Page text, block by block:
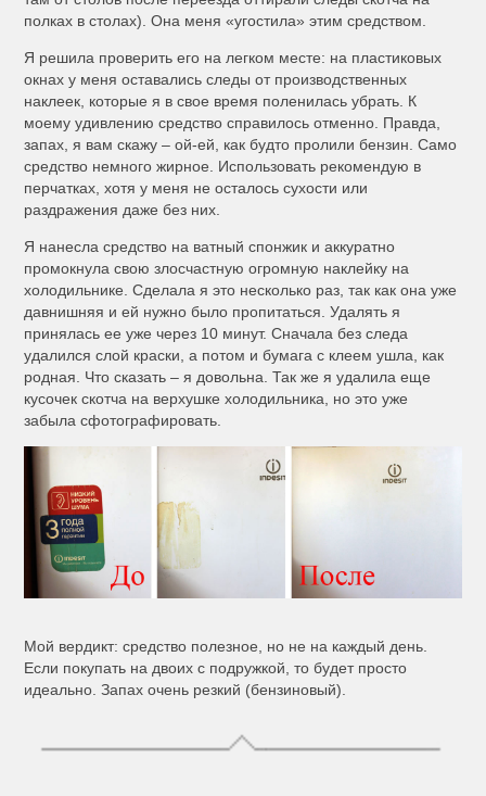
полках в столах). Она меня «угостила» этим средством.
Я решила проверить его на легком месте: на пластиковых
окнах у меня оставались следы от производственных
наклеек, которые я в свое время поленилась убрать. К
моему удивлению средство справилось отменно. Правда,
запах, я вам скажу – ой-ей, как будто пролили бензин. Само
средство немного жирное. Использовать рекомендую в
перчатках, хотя у меня не осталось сухости или
раздражения даже без них.
Я нанесла средство на ватный спонжик и аккуратно
промокнула свою злосчастную огромную наклейку на
холодильнике. Сделала я это несколько раз, так как она уже
давнишняя и ей нужно было пропитаться. Удалять я
принялась ее уже через 10 минут. Сначала без следа
удалился слой краски, а потом и бумага с клеем ушла, как
родная. Что сказать – я довольна. Так же я удалила еще
кусочек скотча на верхушке холодильника, но это уже
забыла сфотографировать.
Мой вердикт: средство полезное, но не на каждый день.
Если покупать на двоих с подружкой, то будет просто
идеально. Запах очень резкий (бензиновый).